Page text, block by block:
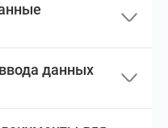
данных